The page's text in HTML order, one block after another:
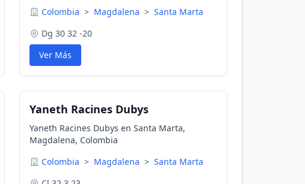
Colombia > Magdalena > Santa Marta
Dg 30 32 -20
Ver Más
Yaneth Racines Dubys
Yaneth Racines Dubys en Santa Marta,
Magdalena, Colombia
Colombia > Magdalena > Santa Marta